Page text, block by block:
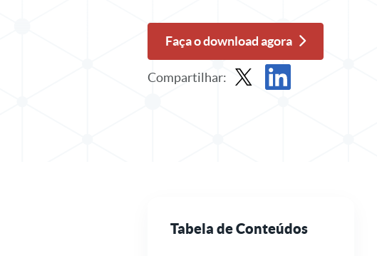
Faça o download agora
Compartilhar:
Tabela de Conteúdos